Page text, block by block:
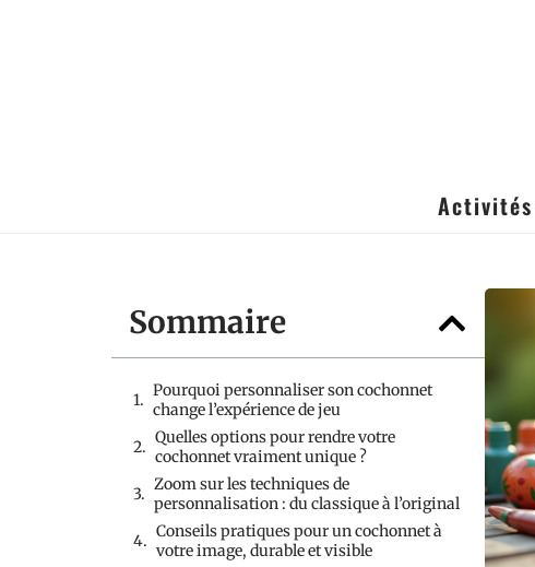
Activités
Sommaire
Pourquoi personnaliser son cochonnet
change l’expérience de jeu
Quelles options pour rendre votre
cochonnet vraiment unique ?
Zoom sur les techniques de
personnalisation : du classique à l’original
Conseils pratiques pour un cochonnet à
votre image, durable et visible